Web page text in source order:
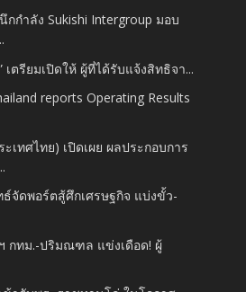
กกำลัง Sukishi Intergroup มอบ
เตรียมเปิดให้ ผู้ที่ได้รับแจ้งสิทธิจา...
reports Operating Results
เทศไทย) เปิดเผย ผลประกอบการ
ธ์จัดพอร์ตสู้ศึกเศรษฐกิจ แบ่งขั้ว-
กทม.-ปริมณฑล แข่งเดือด! ผู้